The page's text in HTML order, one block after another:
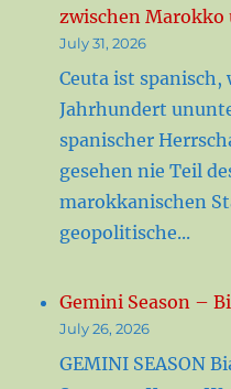
zwischen Marokko
July 31, 2026
Ceuta ist spanisch,
Jahrhundert
spanischer
gesehen nie Teil
marokkanischen
geopolitische...
Gemini Season –
July 26, 2026
GEMINI SEASON